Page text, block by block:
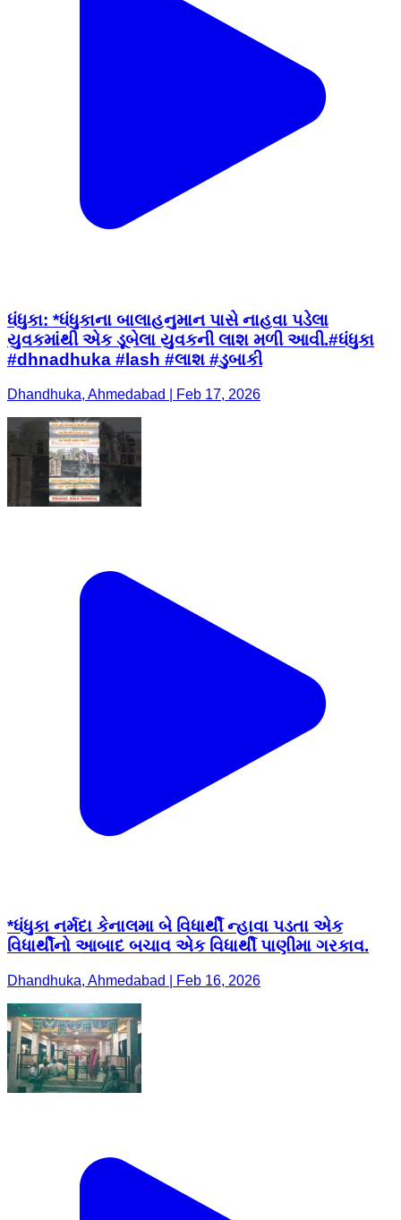
ધંધુકા: *ધંધુકાના બાલાહનુમાન પાસે નાહવા પડેલા
યુવકમાંથી એક ડૂબેલા યુવકની લાશ મળી આવી.#ધંધુકા
#dhnadhuka #lash #લાશ #ડુબાકી
Dhandhuka, Ahmedabad | Feb 17, 2026
*ધંધુકા નર્મદા કેનાલમા બે વિધાર્થી ન્હાવા પડતા એક
વિધાર્થીનો આબાદ બચાવ એક વિધાર્થી પાણીમા ગરકાવ.
Dhandhuka, Ahmedabad | Feb 16, 2026